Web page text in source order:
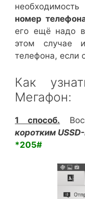
номер
его ещё надо
этом случае
телефона, если
Как
Мегафон:
1 способ.
коротким
*205#